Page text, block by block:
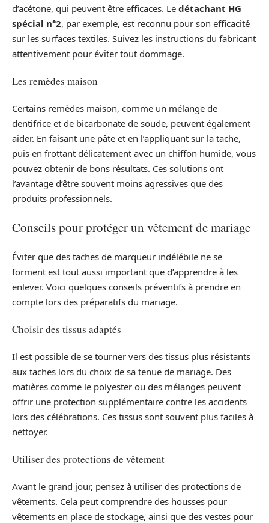
d’acétone, qui peuvent être efficaces. Le détachant HG
spécial n°2, par exemple, est reconnu pour son efficacité
sur les surfaces textiles. Suivez les instructions du fabricant
attentivement pour éviter tout dommage.
Les remèdes maison
Certains remèdes maison, comme un mélange de
dentifrice et de bicarbonate de soude, peuvent également
aider. En faisant une pâte et en l’appliquant sur la tache,
puis en frottant délicatement avec un chiffon humide, vous
pouvez obtenir de bons résultats. Ces solutions ont
l’avantage d’être souvent moins agressives que des
produits professionnels.
Conseils pour protéger un vêtement de mariage
Éviter que des taches de marqueur indélébile ne se
forment est tout aussi important que d’apprendre à les
enlever. Voici quelques conseils préventifs à prendre en
compte lors des préparatifs du mariage.
Choisir des tissus adaptés
Il est possible de se tourner vers des tissus plus résistants
aux taches lors du choix de sa tenue de mariage. Des
matières comme le polyester ou des mélanges peuvent
offrir une protection supplémentaire contre les accidents
lors des célébrations. Ces tissus sont souvent plus faciles à
nettoyer.
Utiliser des protections de vêtement
Avant le grand jour, pensez à utiliser des protections de
vêtements. Cela peut comprendre des housses pour
vêtements en place de stockage, ainsi que des vestes pour